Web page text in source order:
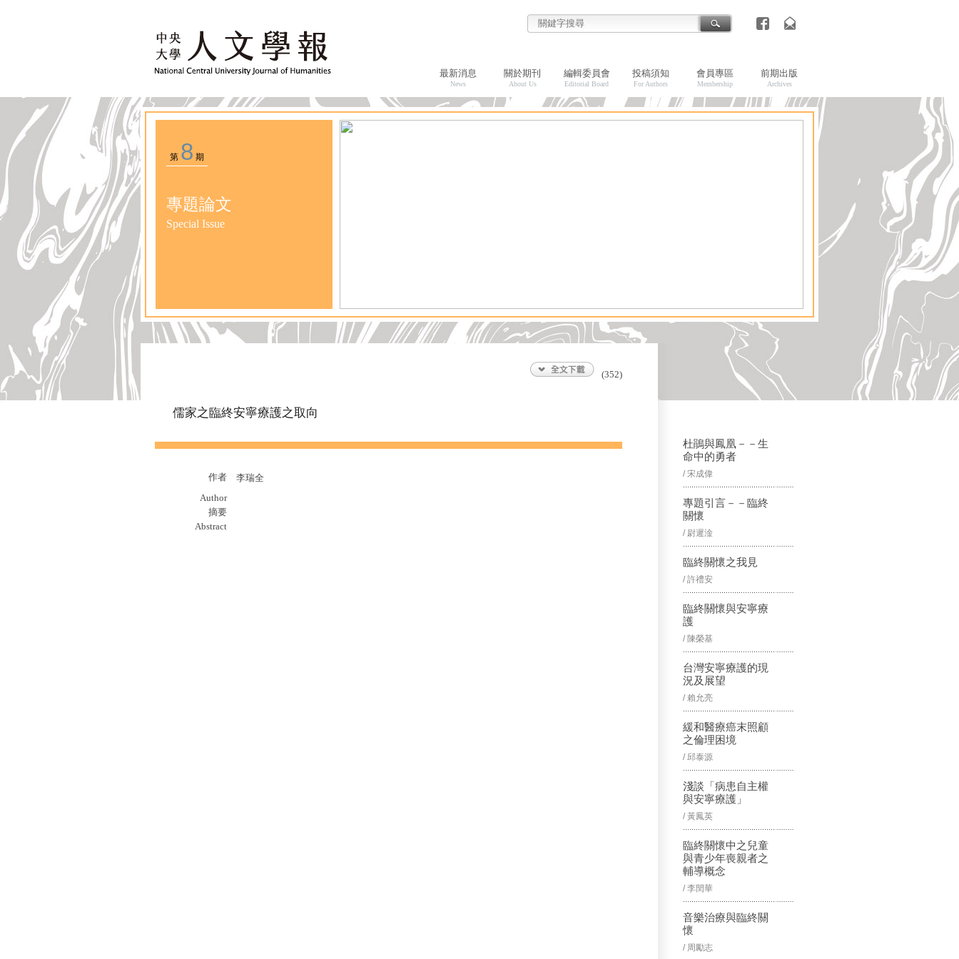
最新消息
News
關於期刊
About Us
編輯委員會
Editorial Board
投稿須知
For Authors
會員專區
Membership
前期出版
Archives
第 8期
專題論文
Special Issue
(352)
儒家之臨終安寧療護之取向
作者
李瑞全
Author
摘要
Abstract
杜鵑與鳳凰－－生
命中的勇者
/ 宋成偉
專題引言－－臨終
關懷
/ 尉遲淦
臨終關懷之我見
/ 許禮安
臨終關懷與安寧療
護
/ 陳榮基
台灣安寧療護的現
況及展望
/ 賴允亮
緩和醫療癌末照顧
之倫理困境
/ 邱泰源
淺談「病患自主權
與安寧療護」
/ 黃鳳英
臨終關懷中之兒童
與青少年喪親者之
輔導概念
/ 李閏華
音樂治療與臨終關
懷
/ 周勵志